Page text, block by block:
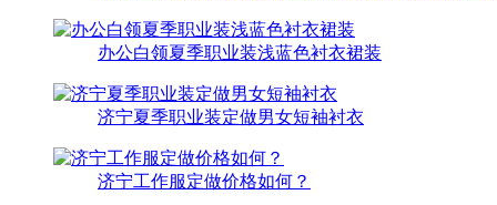
办公白领夏季职业装浅蓝色衬衣裙装
济宁夏季职业装定做男女短袖衬衣
济宁工作服定做价格如何？